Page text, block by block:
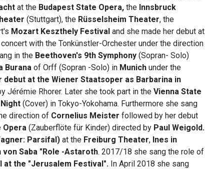
at the Budapest State Opera, the Innsbruck
(Stuttgart), the Rüsselsheim Theater, the
Mozart Keszthely Festival and she made her debut at
with the Tonkünstler-Orchester under the direction
in the Beethoven's 9th Symphony (Sopran- Solo)
Burana of Orff (Sopran -Solo) in Munich under the
debut at the Wiener Staatsoper as Barbarina in
Jérémie Rhorer. Later she took part in the Vienna State
(Cover) in Tokyo-Yokohama. Furthermore she sang
direction of Cornelius Meister followed by her debut
Opera (Zauberflöte für Kinder) directed by Paul Weigold.
Parsifal) at the Freiburg Theater, Ines in
von Saba "Role -Astaroth. 2017/18 she sang the role of
at the "Jerusalem Festival". In April 2018 she sang